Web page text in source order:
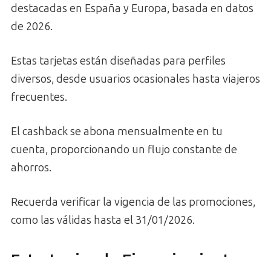
destacadas en España y Europa, basada en datos
de 2026.
Estas tarjetas están diseñadas para perfiles
diversos, desde usuarios ocasionales hasta viajeros
frecuentes.
El cashback se abona mensualmente en tu
cuenta, proporcionando un flujo constante de
ahorros.
Recuerda verificar la vigencia de las promociones,
como las válidas hasta el 31/01/2026.